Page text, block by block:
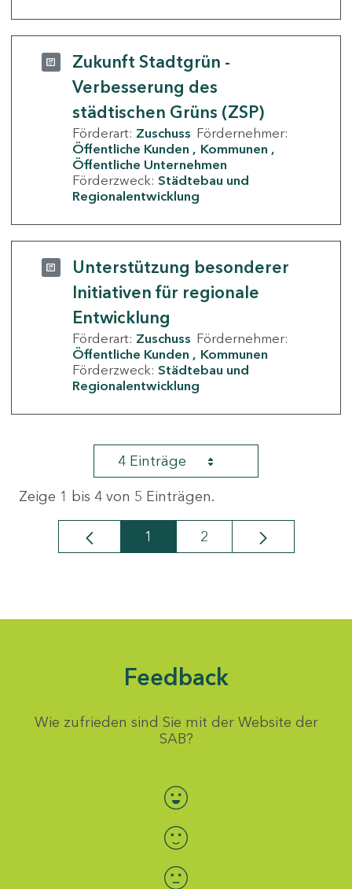
Zukunft Stadtgrün -
Verbesserung des
städtischen Grüns (ZSP)
Förderart: Zuschuss Fördernehmer:
Öffentliche Kunden
Kommunen
Öffentliche Unternehmen
Förderzweck: Städtebau und
Regionalentwicklung
Unterstützung besonderer
Initiativen für regionale
Entwicklung
Förderart: Zuschuss Fördernehmer:
Öffentliche Kunden
Kommunen
Förderzweck: Städtebau und
Regionalentwicklung
4 Einträge
Zeige 1 bis 4 von 5 Einträgen.
Seite
1 Seite
2
Feedback
Wie zufrieden sind Sie mit der Website der
SAB?
Bewertung auswählen